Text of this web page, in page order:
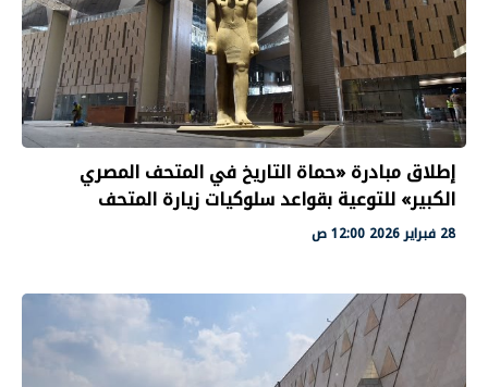
إطلاق مبادرة «حماة التاريخ في المتحف المصري
الكبير» للتوعية بقواعد سلوكيات زيارة المتحف
28 فبراير 2026 12:00 ص